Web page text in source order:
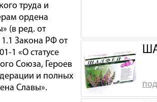
труда и
ордена
(в ред. от
1.1 Закона РФ от
1 «О статусе
Союза, Героев
и полных
Славы».